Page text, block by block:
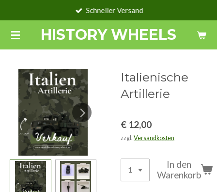
springen
HISTORY WHEELS
Schneller Versand
Italienische
Artillerie
€ 12,00
zzgl. Versandkosten
In den
Warenkorb